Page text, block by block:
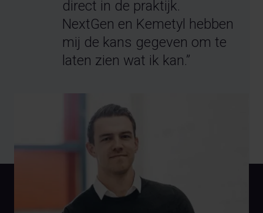
direct in de praktijk.
NextGen en Kemetyl hebben
mij de kans gegeven om te
laten zien wat ik kan.”